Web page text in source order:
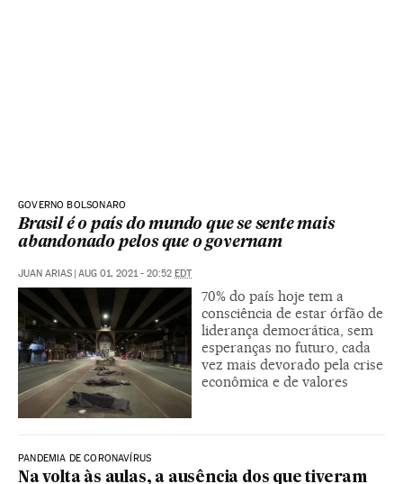
GOVERNO BOLSONARO
Brasil é o país do mundo que se sente mais
abandonado pelos que o governam
JUAN ARIAS | AUG 01, 2021 - 20:52 EDT
70% do país hoje tem a
consciência de estar órfão de
liderança democrática, sem
esperanças no futuro, cada
vez mais devorado pela crise
econômica e de valores
PANDEMIA DE CORONAVÍRUS
Na volta às aulas, a ausência dos que tiveram